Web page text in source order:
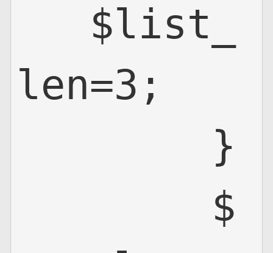
$list_
len=3;
}
$